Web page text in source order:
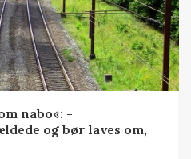
nabo«: -
og bør laves om,